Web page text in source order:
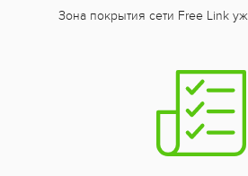
Зона покрытия сети Free Link